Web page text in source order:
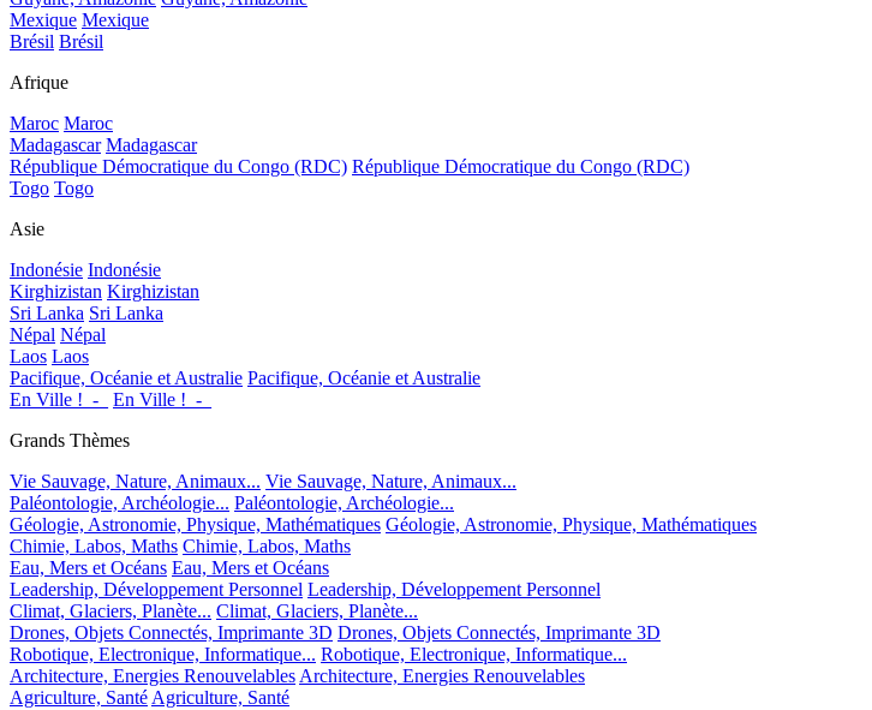
Mexique Mexique
Brésil Brésil
Afrique
Maroc Maroc
Madagascar Madagascar
République Démocratique du Congo (RDC) République Démocratique du Congo (RDC)
Togo Togo
Asie
Indonésie Indonésie
Kirghizistan Kirghizistan
Sri Lanka Sri Lanka
Népal Népal
Laos Laos
Pacifique, Océanie et Australie Pacifique, Océanie et Australie
En Ville !_-_
En Ville !_-_
Grands Thèmes
Vie Sauvage, Nature, Animaux... Vie Sauvage, Nature, Animaux...
Paléontologie, Archéologie... Paléontologie, Archéologie...
Géologie, Astronomie, Physique, Mathématiques Géologie, Astronomie, Physique, Mathématiques
Chimie, Labos, Maths Chimie, Labos, Maths
Eau, Mers et Océans Eau, Mers et Océans
Leadership, Développement Personnel Leadership, Développement Personnel
Climat, Glaciers, Planète... Climat, Glaciers, Planète...
Drones, Objets Connectés, Imprimante 3D Drones, Objets Connectés, Imprimante 3D
Robotique, Electronique, Informatique... Robotique, Electronique, Informatique...
Architecture, Energies RenouvelablesArchitecture, Energies Renouvelables
Agriculture, SantéAgriculture, Santé